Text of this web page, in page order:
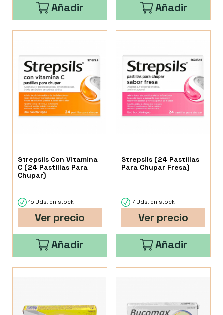
Añadir Añadir
Strepsils Con Vitamina
C (24 Pastillas Para
Chupar)
15 Uds. en stock
Ver precio
Añadir
Strepsils (24 Pastillas
Para Chupar Fresa)
7 Uds. en stock
Ver precio
Añadir